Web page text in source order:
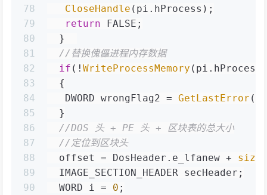
78
79
80
81
82
83
84
85
86
87
88
89
90
CloseHandle (pi.hProcess);
return FALSE;
  }
//替换傀儡进程内存数据
if (! WriteProcessMemory
  {
   DWORD wrongFlag2 =
GetLastError
  }
//DOS 头 + PE 头 + 区块表的总大小
//定位到区块头
  offset = DosHeader.e_lfanew +
  IMAGE_SECTION_HEADER secHeader;
  WORD i =
0 ;